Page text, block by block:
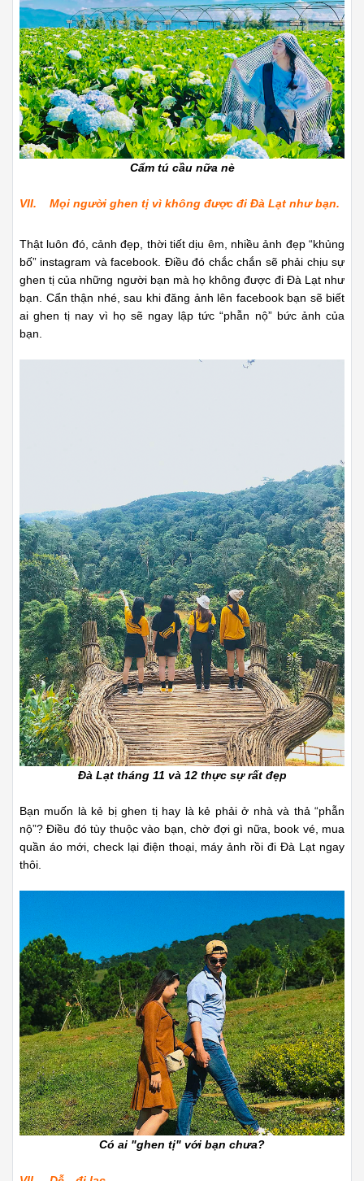
Cẩm tú cầu nữa nè
VII. Mọi người ghen tị vì không được đi Đà Lạt như bạn.
Thật luôn đó, cảnh đẹp, thời tiết dịu êm, nhiều ảnh đẹp “khủng
bố” instagram và facebook. Điều đó chắc chắn sẽ phải chịu sự
ghen tị của những người bạn mà họ không được đi Đà Lạt như
bạn. Cẩn thận nhé, sau khi đăng ảnh lên facebook bạn sẽ biết
ai ghen tị nay vì họ sẽ ngay lập tức “phẫn nộ” bức ảnh của
bạn.
Đà Lạt tháng 11 và 12 thực sự rất đẹp
Bạn muốn là kẻ bị ghen tị hay là kẻ phải ở nhà và thả “phẫn
nộ”? Điều đó tùy thuộc vào bạn, chờ đợi gì nữa, book vé, mua
quần áo mới, check lại điện thoại, máy ảnh rồi đi Đà Lạt ngay
thôi.
Có ai "ghen tị" với bạn chưa?